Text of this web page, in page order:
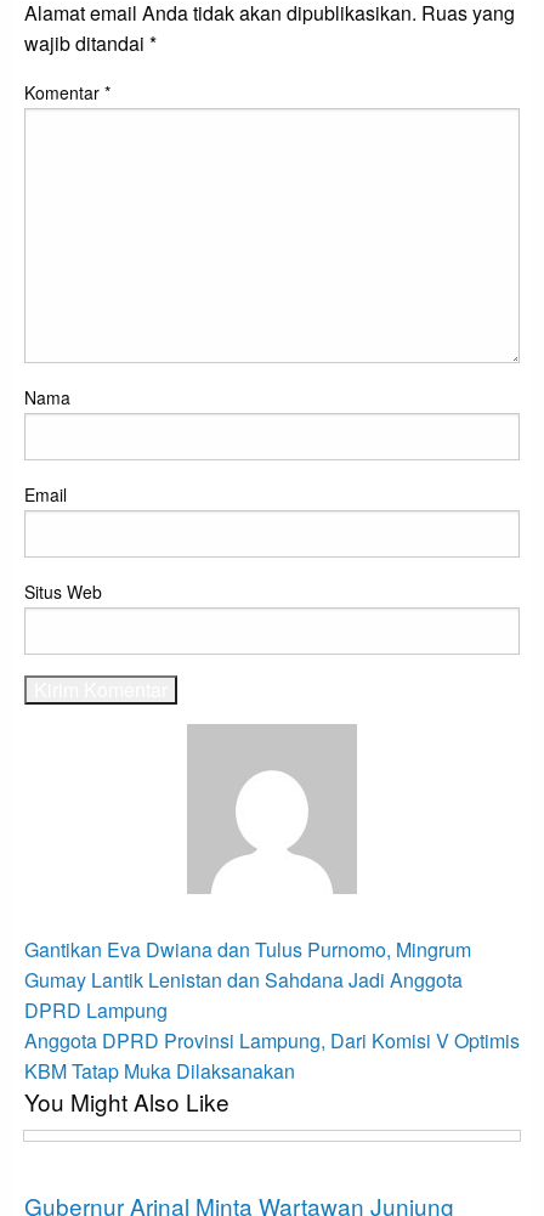
Alamat email Anda tidak akan dipublikasikan. Ruas yang
wajib ditandai *
Komentar *
Nama
Email
Situs Web
Navigasi
pos
Previous
Post
Gantikan Eva Dwiana dan Tulus Purnomo, Mingrum
Gumay Lantik Lenistan dan Sahdana Jadi Anggota
DPRD Lampung
Next
Post
Anggota DPRD Provinsi Lampung, Dari Komisi V Optimis
KBM Tatap Muka Dilaksanakan
You Might Also Like
Gubernur Arinal Minta Wartawan Junjung